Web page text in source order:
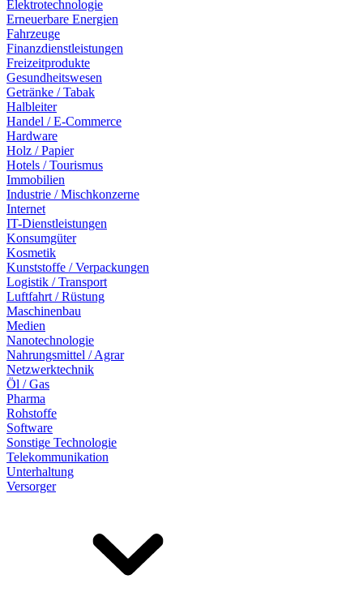
Elektrotechnologie
Erneuerbare Energien
Fahrzeuge
Finanzdienstleistungen
Freizeitprodukte
Gesundheitswesen
Getränke / Tabak
Halbleiter
Handel / E-Commerce
Hardware
Holz / Papier
Hotels / Tourismus
Immobilien
Industrie / Mischkonzerne
Internet
IT-Dienstleistungen
Konsumgüter
Kosmetik
Kunststoffe / Verpackungen
Logistik / Transport
Luftfahrt / Rüstung
Maschinenbau
Medien
Nanotechnologie
Nahrungsmittel / Agrar
Netzwerktechnik
Öl / Gas
Pharma
Rohstoffe
Software
Sonstige Technologie
Telekommunikation
Unterhaltung
Versorger